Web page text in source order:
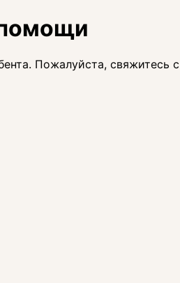
Пожалуйста, свяжитесь